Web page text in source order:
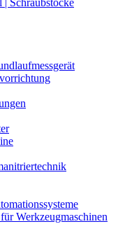
| Schraubstöcke
Werkzeugmaschinen